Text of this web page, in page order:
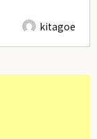
kitagoe